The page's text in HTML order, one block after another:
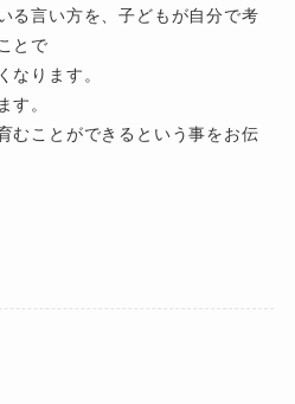
る言い方を、子どもが自分で考
とで
なります。
す。
むことができるという事をお伝